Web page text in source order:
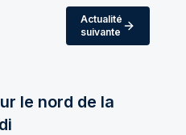
Actualité
suivante
le nord de la